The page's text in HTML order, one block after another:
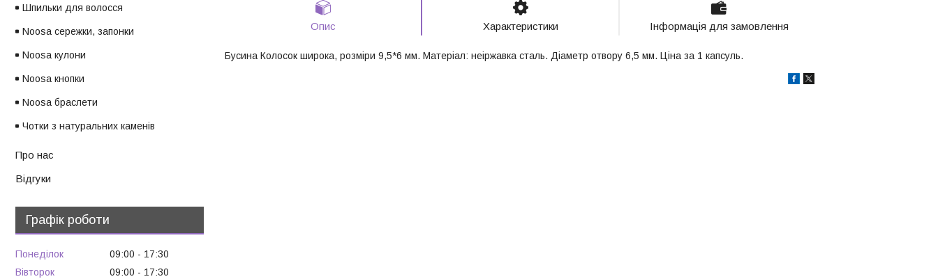
Опис Характеристики Інформація для замовлення
Бусина Колосок широка, розміри 9,5*6 мм. Матеріал: неіржавка сталь. Діаметр отвору 6,5 мм. Ціна за 1 капсуль.
Шпильки для волосся
Noosa сережки, запонки
Noosa кулони
Noosa кнопки
Noosa браслети
Чотки з натуральних каменів
Про нас
Відгуки
Графік роботи
Понеділок 09:00
17:30
Вівторок
09:00
17:30